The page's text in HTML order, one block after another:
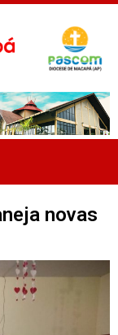
novas